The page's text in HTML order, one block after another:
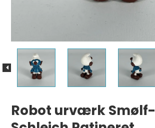
Robot urværk Smølf-